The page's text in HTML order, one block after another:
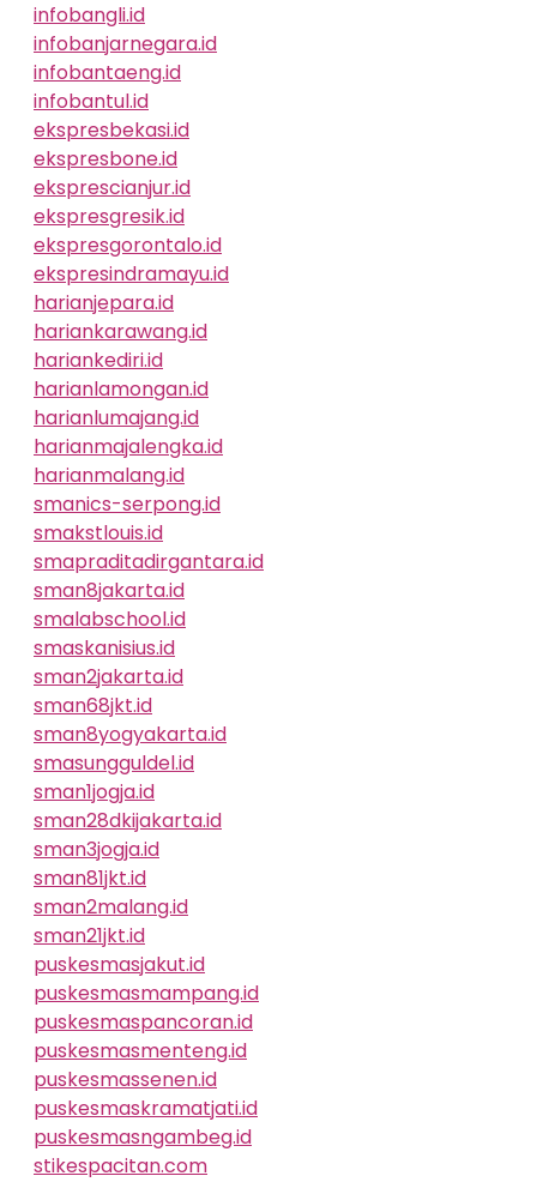
infobangli.id
infobanjarnegara.id
infobantaeng.id
infobantul.id
ekspresbekasi.id
ekspresbone.id
eksprescianjur.id
ekspresgresik.id
ekspresgorontalo.id
ekspresindramayu.id
harianjepara.id
hariankarawang.id
hariankediri.id
harianlamongan.id
harianlumajang.id
harianmajalengka.id
harianmalang.id
smanics-serpong.id
smakstlouis.id
smapraditadirgantara.id
sman8jakarta.id
smalabschool.id
smaskanisius.id
sman2jakarta.id
sman68jkt.id
sman8yogyakarta.id
smasungguldel.id
sman1jogja.id
sman28dkijakarta.id
sman3jogja.id
sman81jkt.id
sman2malang.id
sman21jkt.id
puskesmasjakut.id
puskesmasmampang.id
puskesmaspancoran.id
puskesmasmenteng.id
puskesmassenen.id
puskesmaskramatjati.id
puskesmasngambeg.id
stikespacitan.com